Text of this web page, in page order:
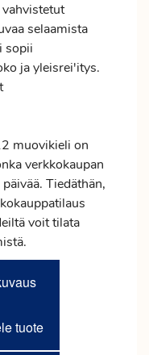
selaamista
sopii
ja yleisrei'itys.
muovikieli on
verkkokaupan
Tiedäthän,
voit tilata
tuote